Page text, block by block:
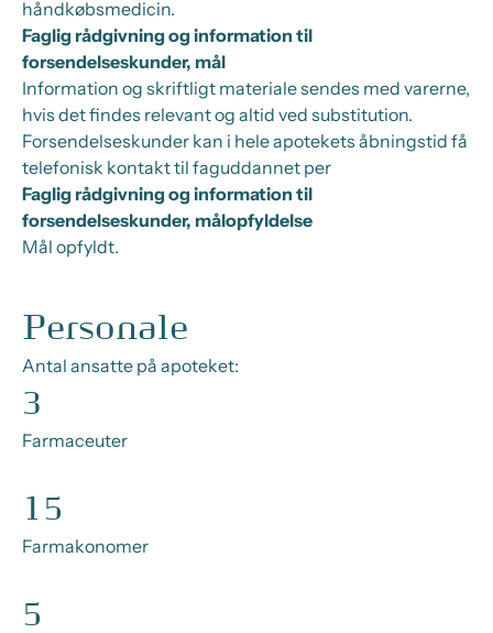
håndkøbsmedicin.
Faglig rådgivning og information til
forsendelseskunder, mål
Information og skriftligt materiale sendes med varerne,
hvis det findes relevant og altid ved substitution.
Forsendelseskunder kan i hele apotekets åbningstid få
telefonisk kontakt til faguddannet per
Faglig rådgivning og information til
forsendelseskunder, målopfyldelse
Mål opfyldt.
Personale
Antal ansatte på apoteket:
3
Farmaceuter
15
Farmakonomer
5